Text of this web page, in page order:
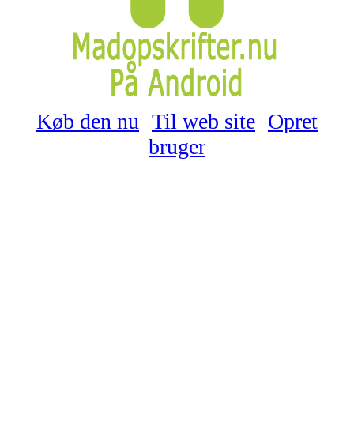
Køb den nu Til web site Opret
bruger